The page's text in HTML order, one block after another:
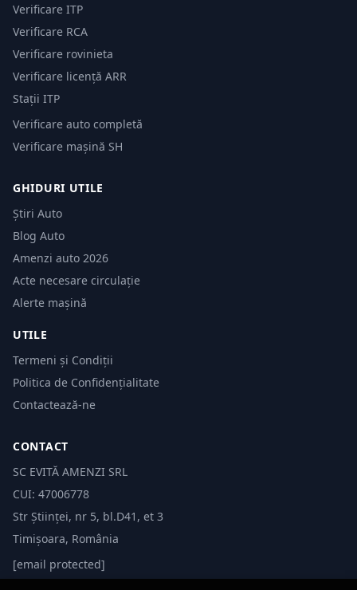
Verificare ITP
Verificare RCA
Verificare rovinieta
Verificare licență ARR
Stații ITP
Verificare auto completă
Verificare mașină SH
GHIDURI UTILE
Știri Auto
Blog Auto
Amenzi auto 2026
Acte necesare circulație
Alerte mașină
UTILE
Termeni și Condiții
Politica de Confidențialitate
Contactează-ne
CONTACT
SC EVITĂ AMENZI SRL
CUI: 47006778
Str Științei, nr 5, bl.D41, et 3
Timișoara, România
[email protected]